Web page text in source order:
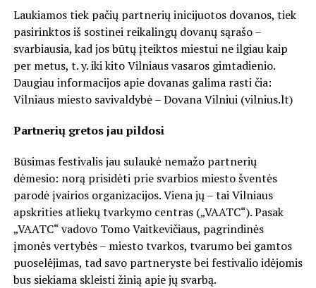
Laukiamos tiek pačių partnerių inicijuotos dovanos, tiek
pasirinktos iš sostinei reikalingų dovanų sąrašo –
svarbiausia, kad jos būtų įteiktos miestui ne ilgiau kaip
per metus, t. y. iki kito Vilniaus vasaros gimtadienio.
Daugiau informacijos apie dovanas galima rasti čia:
Vilniaus miesto savivaldybė – Dovana Vilniui (vilnius.lt)
Partnerių gretos jau pildosi
Būsimas festivalis jau sulaukė nemažo partnerių
dėmesio: norą prisidėti prie svarbios miesto šventės
parodė įvairios organizacijos. Viena jų – tai Vilniaus
apskrities atliekų tvarkymo centras („VAATC“). Pasak
„VAATC“ vadovo Tomo Vaitkevičiaus, pagrindinės
įmonės vertybės – miesto tvarkos, tvarumo bei gamtos
puoselėjimas, tad savo partneryste bei festivalio idėjomis
bus siekiama skleisti žinią apie jų svarbą.